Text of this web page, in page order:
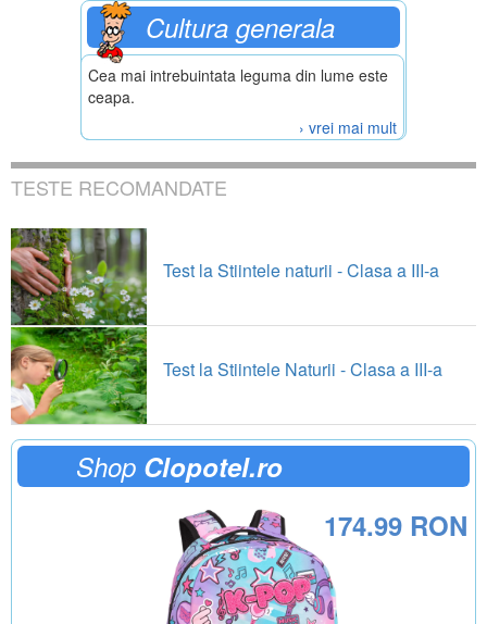
Cultura generala
Cea mai intrebuintata leguma din lume este
ceapa.
› vrei mai mult
TESTE RECOMANDATE
Test la Stiintele naturii - Clasa a III-a
Test la Stiintele Naturii - Clasa a III-a
Shop Clopotel.ro
174.99 RON